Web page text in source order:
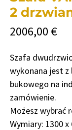
2
2006,00 €
Szafa
wykonana jest
bukowego na
zamówienie.
Możesz wybrać
Wymiary: 1300